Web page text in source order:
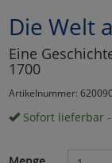
Die Welt
Eine
1700
Artikelnummer:
Sofort lieferbar -
Marketing
Umfragetools